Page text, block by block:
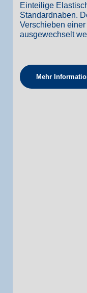
Einteilige
Standardnaben.
Verschieben
ausgewechselt
Mehr